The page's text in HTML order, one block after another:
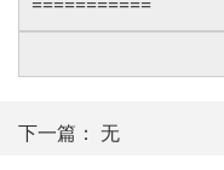
下一篇： 无